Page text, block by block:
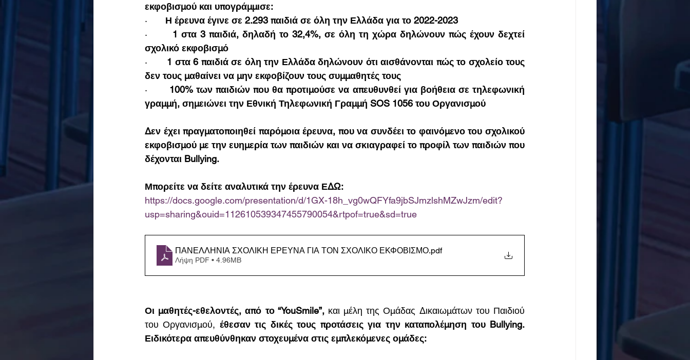
εκφοβισμού και υπογράμμισε:
· Η έρευνα έγινε σε 2.293 παιδιά σε όλη την Ελλάδα για το 2022-2023
· 1 στα 3 παιδιά, δηλαδή το 32,4%, σε όλη τη χώρα δηλώνουν πώς έχουν δεχτεί
σχολικό εκφοβισμό
· 1 στα 6 παιδιά σε όλη την Ελλάδα δηλώνουν ότι αισθάνονται πώς το σχολείο τους
δεν τους μαθαίνει να μην εκφοβίζουν τους συμμαθητές τους
· 100% των παιδιών που θα προτιμούσε να απευθυνθεί για βοήθεια σε τηλεφωνική
γραμμή, σημειώνει την Εθνική Τηλεφωνική Γραμμή SOS 1056 του Οργανισμού
Δεν έχει πραγματοποιηθεί παρόμοια έρευνα, που να συνδέει το φαινόμενο του σχολικού
εκφοβισμού με την ευημερία των παιδιών και να σκιαγραφεί το προφίλ των παιδιών που
δέχονται Bullying.
Μπορείτε να δείτε αναλυτικά την έρευνα ΕΔΩ:
https://docs.google.com/presentation/d/1GX-18h_vg0wQFYfa9jbSJmzlshMZwJzm/edit?
usp=sharing&ouid=112610539347455790054&rtpof=true&sd=true
ΠΑΝΕΛΛΗΝΙΑ ΣΧΟΛΙΚΗ ΕΡΕΥΝΑ ΓΙΑ ΤΟΝ ΣΧΟΛΙΚΟ ΕΚΦΟΒΙΣΜΟ.pdf
Λήψη PDF • 4.96MB
Οι μαθητές-εθελοντές, από το “YouSmile”, και μέλη της Ομάδας Δικαιωμάτων του Παιδιού
του Οργανισμού, έθεσαν τις δικές τους προτάσεις για την καταπολέμηση του Bullying.
Ειδικότερα απευθύνθηκαν στοχευμένα στις εμπλεκόμενες ομάδες: